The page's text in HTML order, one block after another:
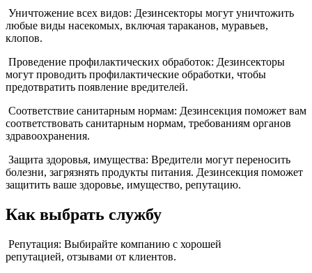
Уничтожение всех видов: Дезинсекторы могут уничтожить
любые виды насекомых, включая тараканов, муравьев,
клопов.
Проведение профилактических обработок: Дезинсекторы
могут проводить профилактические обработки, чтобы
предотвратить появление вредителей.
Соответствие санитарным нормам: Дезинсекция поможет вам
соответствовать санитарным нормам, требованиям органов
здравоохранения.
Защита здоровья, имущества: Вредители могут переносить
болезни, загрязнять продукты питания. Дезинсекция поможет
защитить ваше здоровье, имущество, репутацию.
Как выбрать службу
Репутация: Выбирайте компанию с хорошей
репутацией, отзывами от клиентов.